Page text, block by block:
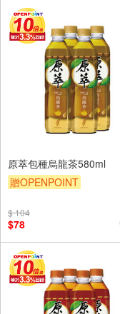
原萃包種烏龍茶580ml
贈OPENPOINT
贈$200
$ 104
$78